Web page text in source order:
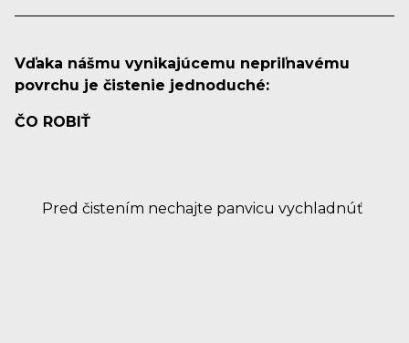
Vďaka nášmu vynikajúcemu nepriľnavému
povrchu je čistenie jednoduché:
ČO ROBIŤ
Pred čistením nechajte panvicu vychladnúť